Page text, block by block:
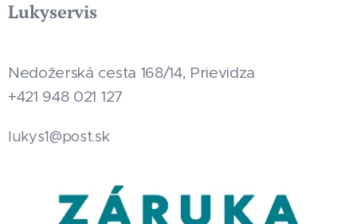
Lukyservis
Nedožerská cesta 168/14, Prievidza
+421 948 021 127
lukys1@post.sk